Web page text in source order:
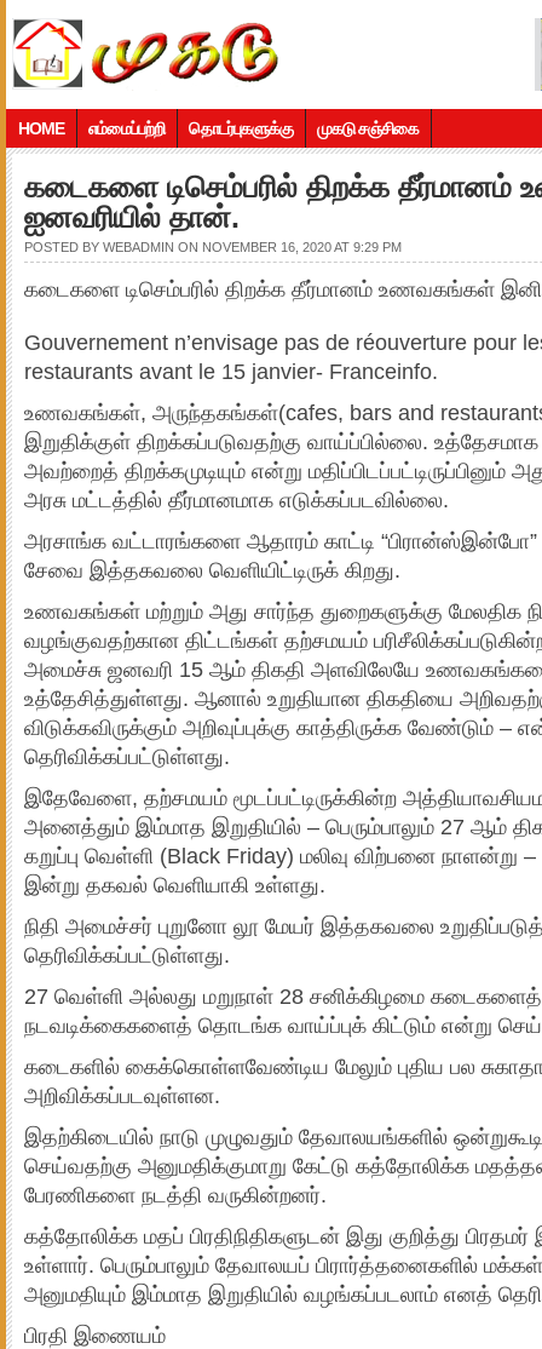
HOME எம்மைப்பற்றி தொடர்புகளுக்கு முகடு சஞ்சிகை
கடைகளை டிசெம்பரில் திறக்க
ஐனவரியில் தான்.
POSTED BY WEBADMIN ON NOVEMBER 16, 2020 AT 9:29 PM
கடைகளை டிசெம்பரில் திறக்க தீர்மானம் உணவகங்கள்
Gouvernement n’envisage pas de réouverture pour
restaurants avant le 15 janvier- Franceinfo.
உணவகங்கள், அருந்தகங்கள்(cafes, bars and
இறுதிக்குள் திறக்கப்படுவதற்கு வாய்ப்பில்லை.
அவற்றைத் திறக்கமுடியும் என்று மதிப்பிடப்பட்டிருப்பினும்
அரசு மட்டத்தில் தீர்மானமாக எடுக்கப்படவில்லை.
அரசாங்க வட்டாரங்களை ஆதாரம் காட்டி “பிரான்ஸ்இன்போ”
சேவை இத்தகவலை வெளியிட்டிருக் கிறது.
உணவகங்கள் மற்றும் அது சார்ந்த துறைகளுக்கு மேலதிக
வழங்குவதற்கான திட்டங்கள் தற்சமயம்
அமைச்சு ஜனவரி 15 ஆம் திகதி அளவிலேயே
உத்தேசித்துள்ளது. ஆனால் உறுதியான திகதியை
விடுக்கவிருக்கும் அறிவுப்புக்கு காத்திருக்க வேண்டும் –
தெரிவிக்கப்பட்டுள்ளது.
இதேவேளை, தற்சமயம் மூடப்பட்டிருக்கின்ற
அனைத்தும் இம்மாத இறுதியில் – பெரும்பாலும் 27 ஆம்
கறுப்பு வெள்ளி (Black Friday) மலிவு விற்பனை நாளன்று
இன்று தகவல் வெளியாகி உள்ளது.
நிதி அமைச்சர் புறுனோ லூ மேயர் இத்தகவலை
தெரிவிக்கப்பட்டுள்ளது.
27 வெள்ளி அல்லது மறுநாள் 28 சனிக்கிழமை
நடவடிக்கைகளைத் தொடங்க வாய்ப்புக் கிட்டும் என்று
கடைகளில் கைக்கொள்ளவேண்டிய மேலும் புதிய பல
அறிவிக்கப்படவுள்ளன.
இதற்கிடையில் நாடு முழுவதும் தேவாலயங்களில்
செய்வதற்கு அனுமதிக்குமாறு கேட்டு கத்தோலிக்க
பேரணிகளை நடத்தி வருகின்றனர்.
கத்தோலிக்க மதப் பிரதிநிதிகளுடன் இது குறித்து
உள்ளார். பெரும்பாலும் தேவாலயப் பிரார்த்தனைகளில்
அனுமதியும் இம்மாத இறுதியில் வழங்கப்படலாம் எனத்
பிரதி இணையம்